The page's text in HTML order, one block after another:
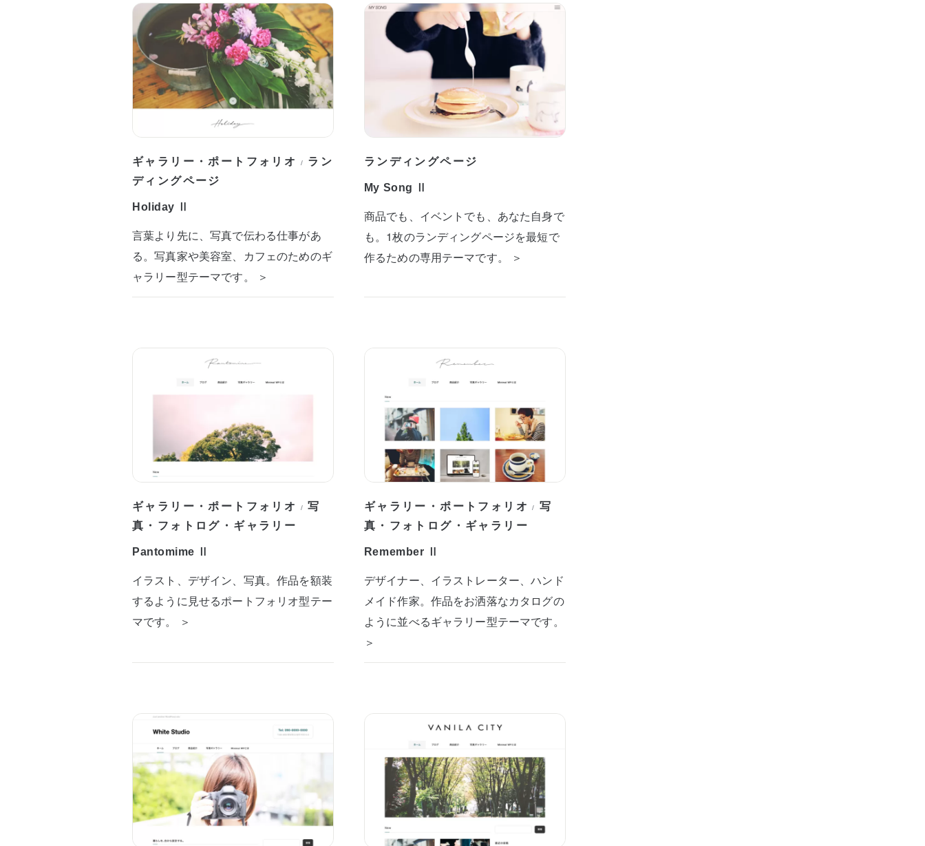
ギャラリー・ポートフォリオ / ラン
ディングページ
Holiday Ⅱ
言葉より先に、写真で伝わる仕事があ
る。写真家や美容室、カフェのためのギ
ャラリー型テーマです。 ＞
ランディングページ
My Song Ⅱ
商品でも、イベントでも、あなた自身で
も。1枚のランディングページを最短で
作るための専用テーマです。 ＞
ギャラリー・ポートフォリオ /写
真・フォトログ・ギャラリー
Pantomime Ⅱ
イラスト、デザイン、写真。作品を額装
するように見せるポートフォリオ型テー
マです。 ＞
ギャラリー・ポートフォリオ /写
真・フォトログ・ギャラリー
Remember Ⅱ
デザイナー、イラストレーター、ハンド
メイド作家。作品をお洒落なカタログの
ように並べるギャラリー型テーマです。
＞